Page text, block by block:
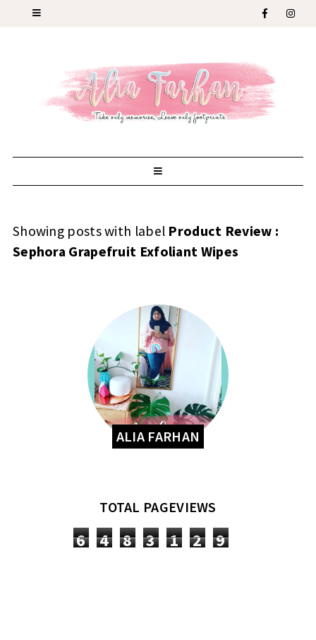
Showing posts with label Product Review :
Sephora Grapefruit Exfoliant Wipes
ALIA FARHAN
TOTAL PAGEVIEWS
6 4 8 3 1 2 9